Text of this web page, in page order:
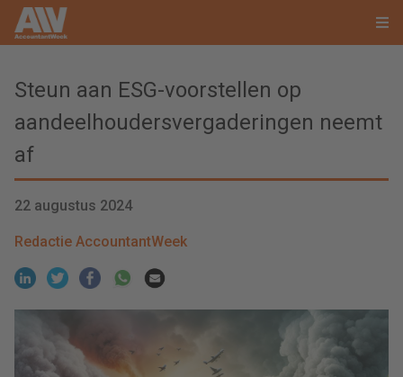
Steun aan ESG-voorstellen op
aandeelhoudersvergaderingen neemt
af
22 augustus 2024
Redactie AccountantWeek